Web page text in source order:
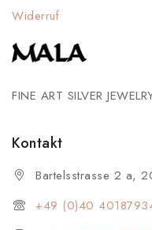
Widerruf
FINE ART SILVER
Kontakt
Bartelsstrasse 2 a,
+49 (0)40